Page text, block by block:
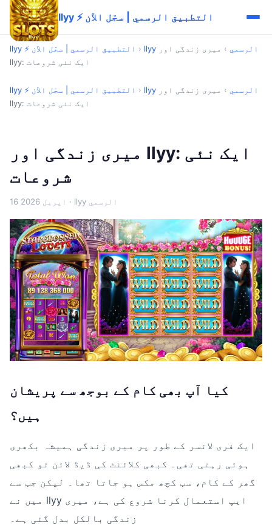
llyy ⚡ التطبيق الرسمي | سجّل الآن
llyy ⚡ التطبيق الرسمي | سجّل الآن › llyy الرسمي › میری زندگی اور
llyy: ایک نئی شروعات
llyy ⚡ التطبيق الرسمي | سجّل الآن › llyy الرسمي › میری زندگی اور
llyy: ایک نئی شروعات
میری زندگی اور llyy: ایک نئی
شروعات
16 اپریل 2026 · llyy الرسمي
کیا آپ بھی کام کے بوجھ سے پریشان
ہیں؟
ایک فری لانسر کے طور پر میری زندگی ہمیشہ بکھری
ہوئی رہتی تھی۔ کبھی کلائنٹ کی ڈیڈ لائن تو کبھی
گھر کے کام، سب کچھ مکس ہو جاتا تھا۔ لیکن جب سے
میں نے llyy ایپ استعمال کرنا شروع کی ہے، میری
زندگی بالکل بدل گئی ہے۔